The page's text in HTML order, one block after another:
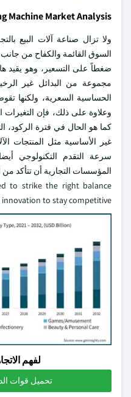
Machine Market Analysis
ولا تزال صناعة آلات البيع
السوق القائمة والكفاح من
ضغطاً على التسعير، وهو يقيد
مجموعة من البدائل غير
الحساسية السعرية، ولكنها
وعلاوة على ذلك، فإن التغيرات
كما هو الحال في فترة الركود،
غير الأساسية مثل المنتجات
سرعة التقدم التكنولوجي
to strike the right balance
to stay competitive.
لفهم
تحميل قوات